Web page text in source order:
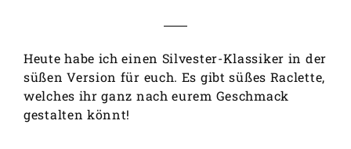
Heute habe ich einen Silvester-Klassiker in der
süßen Version für euch. Es gibt süßes Raclette,
welches ihr ganz nach eurem Geschmack
gestalten könnt!